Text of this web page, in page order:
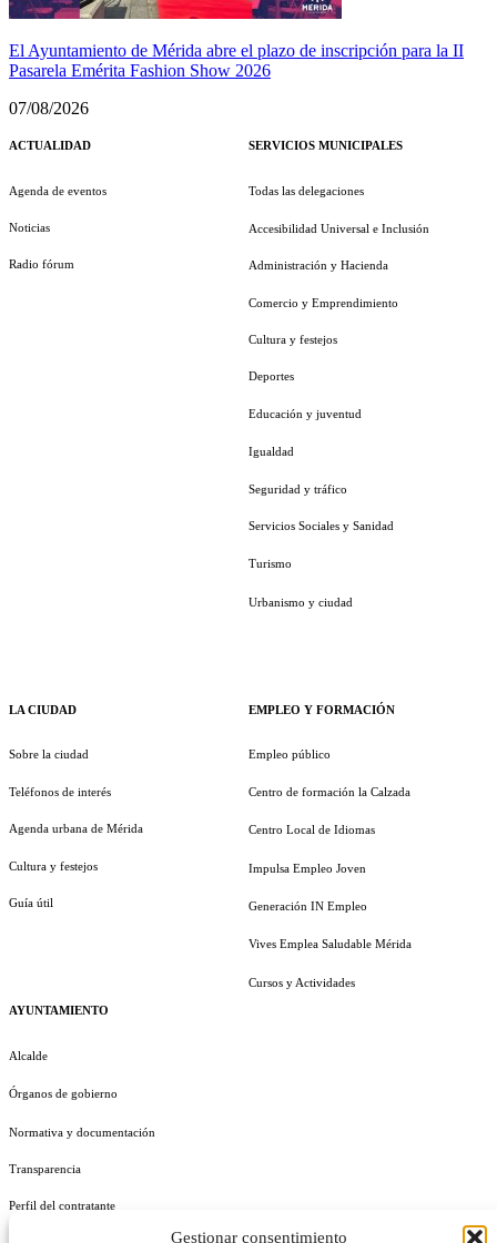
Gestionar consentimiento
El Ayuntamiento de Mérida abre el plazo de inscripción para la II
Pasarela Emérita Fashion Show 2026
07/08/2026
ACTUALIDAD
Agenda de eventos
Noticias
Radio fórum
LA CIUDAD
Sobre la ciudad
Teléfonos de interés
Agenda urbana de Mérida
Cultura y festejos
Guía útil
AYUNTAMIENTO
Alcalde
Órganos de gobierno
Normativa y documentación
Transparencia
Perfil del contratante
SERVICIOS MUNICIPALES
Todas las delegaciones
Accesibilidad Universal e Inclusión
Administración y Hacienda
Comercio y Emprendimiento
Cultura y festejos
Deportes
Educación y juventud
Igualdad
Seguridad y tráfico
Servicios Sociales y Sanidad
Turismo
Urbanismo y ciudad
EMPLEO Y FORMACIÓN
Empleo público
Centro de formación la Calzada
Centro Local de Idiomas
Impulsa Empleo Joven
Generación IN Empleo
Vives Emplea Saludable Mérida
Cursos y Actividades